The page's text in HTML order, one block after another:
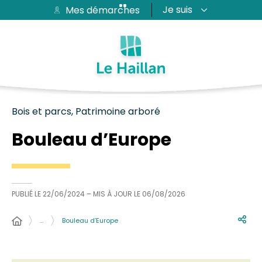
Aide et accessibilité
Passer au menu
Passer au contenuMes démarches Je suis
Bois et parcs, Patrimoine arboré
Bouleau d’Europe
PUBLIÉ LE 22/06/2024 – MIS À JOUR LE 06/08/2026
… Bouleau d’Europe